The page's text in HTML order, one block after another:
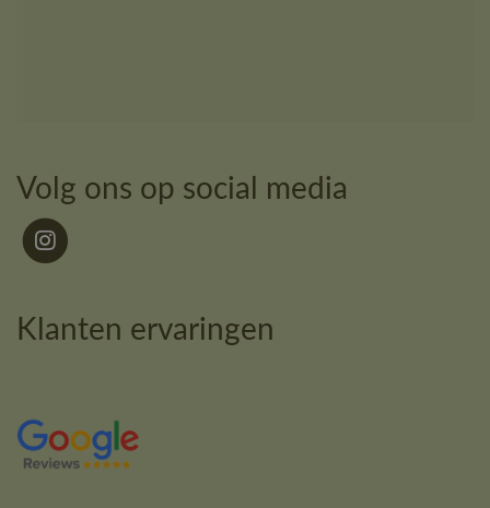
Volg ons op social media
Klanten ervaringen